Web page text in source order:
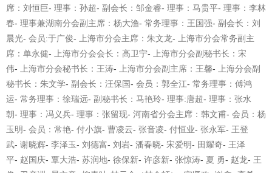
席：刘恒巨- 理事：孙超- 副会长：邹金睿- 理事：马贵平- 理事：李林
春- 理事兼湖南分会副主席：杨大渔- 常务理事 ： 王国强- 副会长：刘
晨光- 会员:于广俊- 上海市分会主席：朱文龙-
上海市分会常务副主
席：单永健- 上海市分会会长：高卫宁-
上海市分会副秘书长：宋
伟- 上海市分会秘书长：王涛- 上海市分会副主席：王馨-
上海分会副
秘书长：朱文学- 副会长：汪保国- 会员：郭全江- 常务理事：傅鸿
运- 常务理事：徐瑞远- 副秘书长：马艳玲- 理事:唐超- 理事：张水
朝- 理事：冯义兵- 理事：张留现- 河南省分会主席：韩文甫- 会员：杨
玉明- 会员：常艳- 付小旗- 曹凌云- 张音凌- 付恒业- 张永军- 王登
武- 谢晓辉- 李泽玉- 刘德富- 刘岩- 潘春晓- 宋爱明- 田耀奇- 王泽
平- 赵国庆- 覃大浩- 苏润地- 徐保新- 许彦新- 张惊涛- 夏 勇- 赵龙- 王